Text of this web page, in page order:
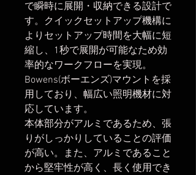
で瞬時に展開・収納できる設計で
す。クイックセットアップ機構に
よりセットアップ時間を大幅に短
縮し、1秒で展開が可能なため効
率的なワークフローを実現。
Bowens(ボーエンズ)マウントを採
用しており、幅広い照明機材に対
応しています。
本体部分がアルミであるため、張
りがしっかりしていることの評価
が高い。また、アルミであること
から堅牢性が高く、長く使用でき